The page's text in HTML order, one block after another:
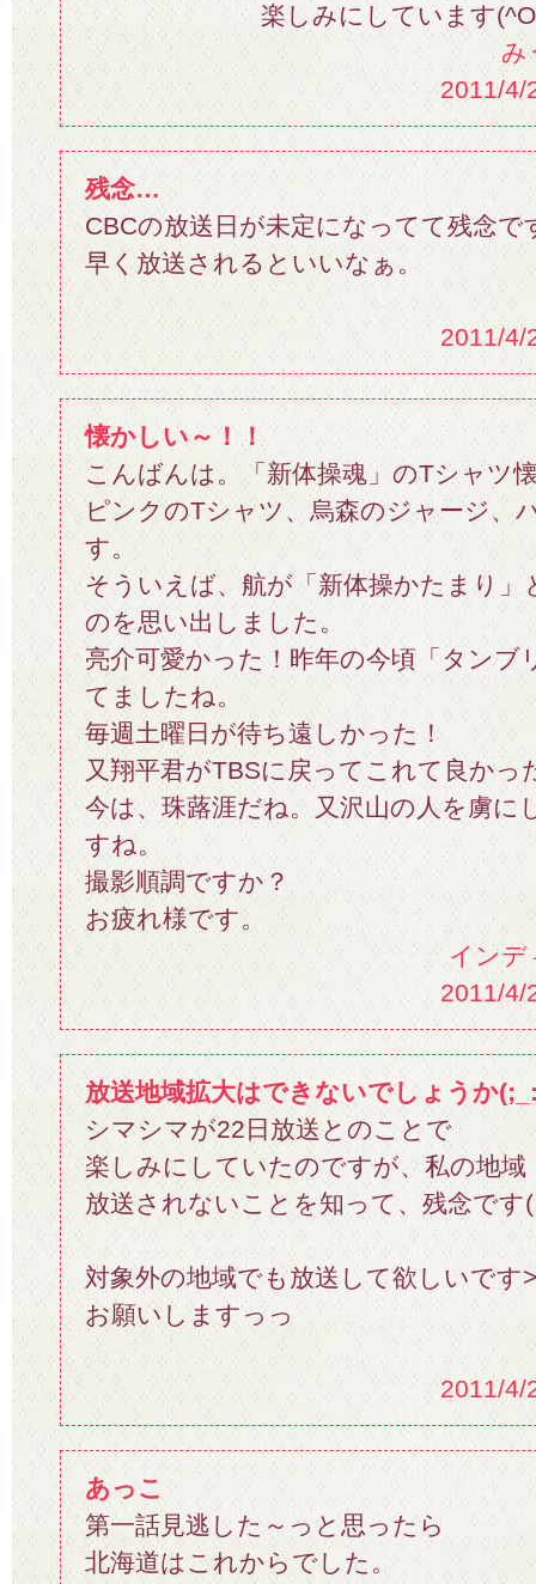
楽しみにしています
み
2011/4/
残念…
CBCの放送日が未定になってて残念で
早く放送されるといいなぁ。
2011/4/
懐かしい～！！
こんばんは。「新体操魂」のTシャツ
ピンクのTシャツ、烏森のジャージ、
す。
そういえば、航が「新体操かたまり」
のを思い出しました。
亮介可愛かった！昨年の今頃「タンブ
てましたね。
毎週土曜日が待ち遠しかった！
又翔平君がTBSに戻ってこれて良かっ
今は、珠蕗涯だね。又沢山の人を虜に
すね。
撮影順調ですか？
お疲れ様です。
インデ
2011/4/
放送地域拡大はできないでしょうか
シマシマが22日放送とのことで
楽しみにしていたのですが、私の地域
放送されないことを知って、残念です
対象外の地域でも放送して欲しいです
お願いしますっっ
2011/4/
あっこ
第一話見逃した～っと思ったら
北海道はこれからでした。